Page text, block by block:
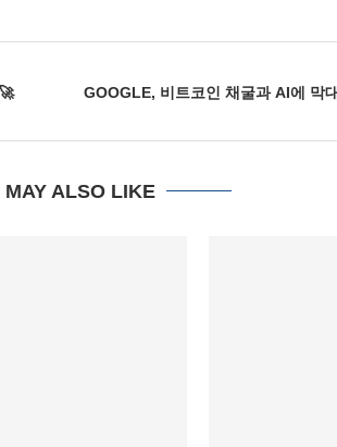
GOOGLE, 비트코인 채굴과 AI에 막
MAY ALSO LIKE